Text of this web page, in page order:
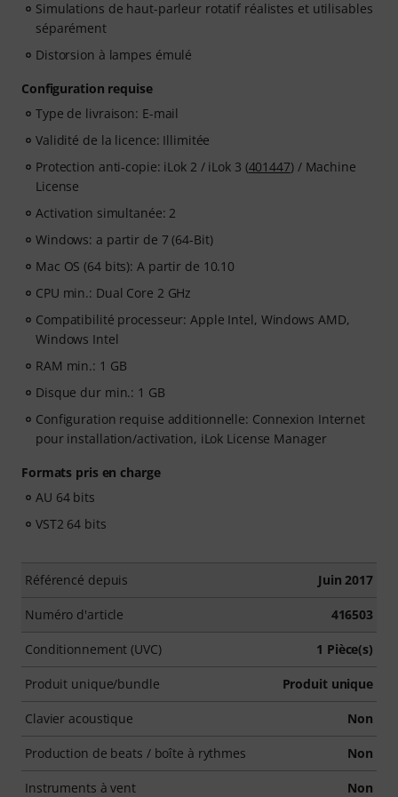
Simulations de haut-parleur rotatif réalistes et utilisables
séparément
Distorsion à lampes émulé
Configuration requise
Type de livraison: E-mail
Validité de la licence: Illimitée
Protection anti-copie: iLok 2 / iLok 3 (401447) / Machine
License
Activation simultanée: 2
Windows: a partir de 7 (64-Bit)
Mac OS (64 bits): A partir de 10.10
CPU min.: Dual Core 2 GHz
Compatibilité processeur: Apple Intel, Windows AMD,
Windows Intel
RAM min.: 1 GB
Disque dur min.: 1 GB
Configuration requise additionnelle: Connexion Internet
pour installation/activation, iLok License Manager
Formats pris en charge
AU 64 bits
VST2 64 bits
Référencé depuis Juin 2017
Numéro d'article 416503
Conditionnement (UVC) 1 Pièce(s)
Produit unique/bundle Produit unique
Clavier acoustique Non
Production de beats / boîte à rythmes Non
Instruments à vent Non